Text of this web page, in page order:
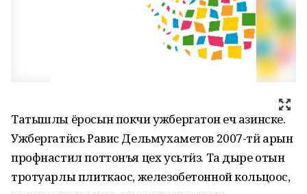
Татышлы ёросын покчи ужбергатон ӟеч азинске.
Ужбергатӥсь Равис Дельмухаметов 2007-тӥ арын
профнастил поттонъя цех усьтӥз. Та дыре отын
тротуарлы плиткаос, железобетонной кольцоос,